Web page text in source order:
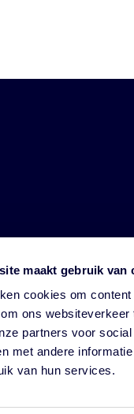
maakt gebruik van
cookies om
ons
partners voor
met andere
van hun services.